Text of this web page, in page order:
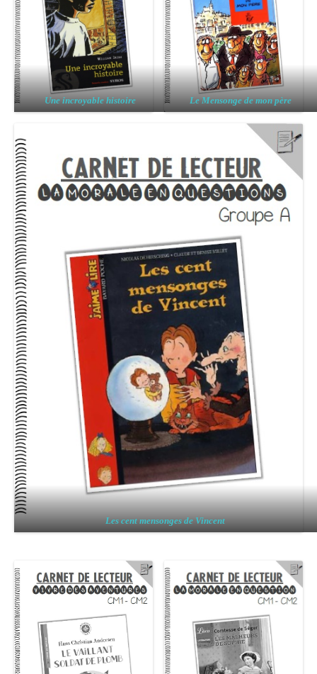
Une incroyable histoire Le Mensonge de mon père
Les cent mensonges de Vincent